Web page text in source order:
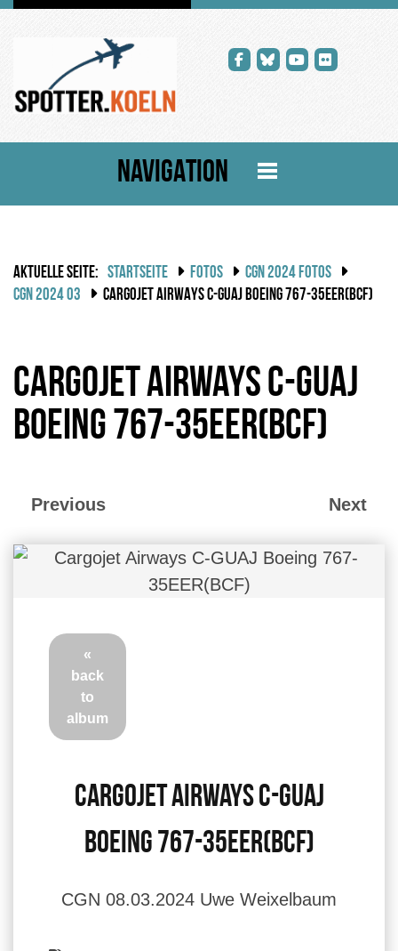
NAVIGATION
AKTUELLE SEITE: STARTSEITE FOTOS
CGN 2024 FOTOS
CGN 2024 03
CARGOJET AIRWAYS C-GUAJ BOEING 767-35EER(BCF)
Cargojet Airways C-GUAJ
Boeing 767-35EER(BCF)
Previous Next
«
back
to
album
Cargojet Airways C-GUAJ
Boeing 767-35EER(BCF)
CGN 08.03.2024 Uwe Weixelbaum